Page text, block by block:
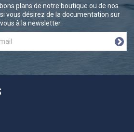
plans de notre boutique ou de nos
vous désirez de la documentation sur
à la newsletter.